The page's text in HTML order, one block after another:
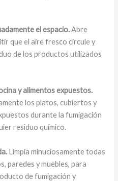
el espacio.Abre
que el aire fresco circule y
de los productos utilizados
y alimentos expuestos.
los platos, cubiertos y
durante la fumigación
residuo químico.
Limpia minuciosamente todas
paredes y muebles, para
de fumigación y